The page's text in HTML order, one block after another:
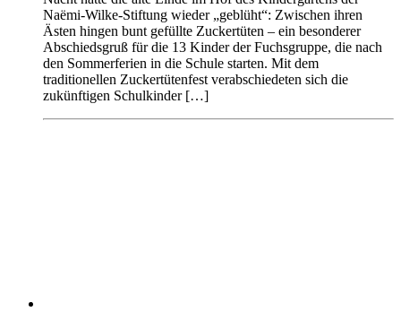
Naëmi-Wilke-Stiftung wieder „geblüht“: Zwischen ihren
Ästen hingen bunt gefüllte Zuckertüten – ein besonderer
Abschiedsgruß für die 13 Kinder der Fuchsgruppe, die nach
den Sommerferien in die Schule starten. Mit dem
traditionellen Zuckertütenfest verabschiedeten sich die
zukünftigen Schulkinder […]